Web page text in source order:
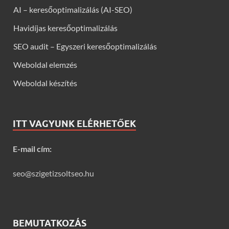
AI – keresőoptimalizálás (AI-SEO)
Havidíjas keresőoptimalizálás
SEO audit – Egyszeri keresőoptimalizálás
Weboldal elemzés
Weboldal készítés
ITT VAGYUNK ELÉRHETŐEK
E-mail cím:
seo@szigetizsoltseo.hu
BEMUTATKOZÁS